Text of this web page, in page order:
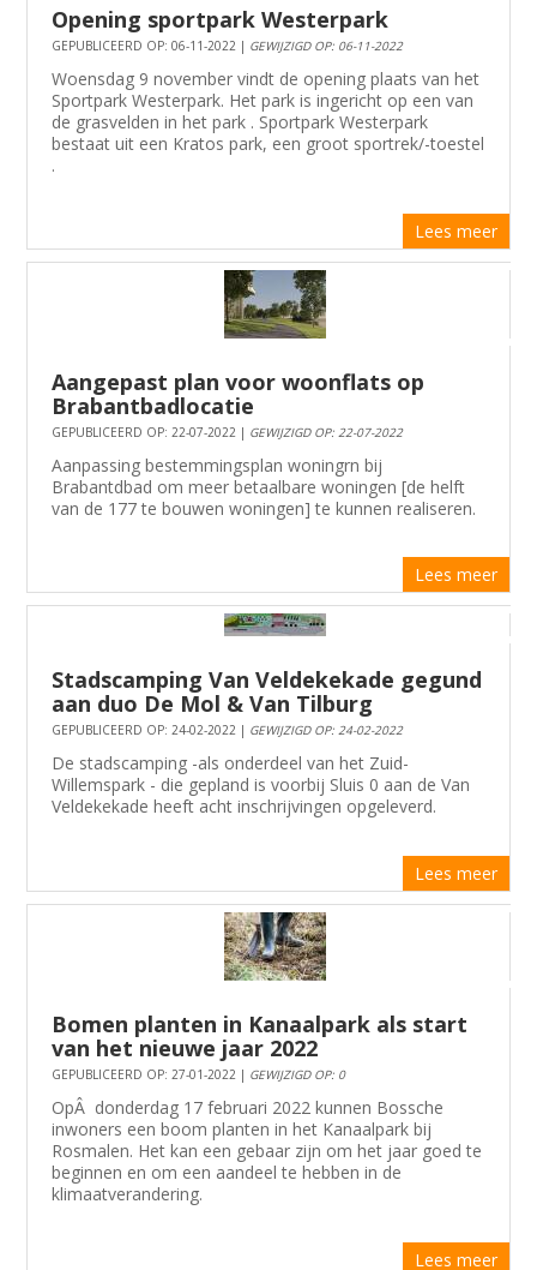
Opening sportpark Westerpark
GEPUBLICEERD OP: 06-11-2022 | GEWIJZIGD OP: 06-11-2022
Woensdag 9 november vindt de opening plaats van het
Sportpark Westerpark. Het park is ingericht op een van
de grasvelden in het park . Sportpark Westerpark
bestaat uit een Kratos park, een groot sportrek/-toestel
.
Lees meer
Aangepast plan voor woonflats op
Brabantbadlocatie
GEPUBLICEERD OP: 22-07-2022 | GEWIJZIGD OP: 22-07-2022
Aanpassing bestemmingsplan woningrn bij
Brabantdbad om meer betaalbare woningen [de helft
van de 177 te bouwen woningen] te kunnen realiseren.
Lees meer
Stadscamping Van Veldekekade gegund
aan duo De Mol & Van Tilburg
GEPUBLICEERD OP: 24-02-2022 | GEWIJZIGD OP: 24-02-2022
De stadscamping -als onderdeel van het Zuid-
Willemspark - die gepland is voorbij Sluis 0 aan de Van
Veldekekade heeft acht inschrijvingen opgeleverd.
Lees meer
Bomen planten in Kanaalpark als start
van het nieuwe jaar 2022
GEPUBLICEERD OP: 27-01-2022 | GEWIJZIGD OP: 0
OpÂ donderdag 17 februari 2022 kunnen Bossche
inwoners een boom planten in het Kanaalpark bij
Rosmalen. Het kan een gebaar zijn om het jaar goed te
beginnen en om een aandeel te hebben in de
klimaatverandering.
Lees meer